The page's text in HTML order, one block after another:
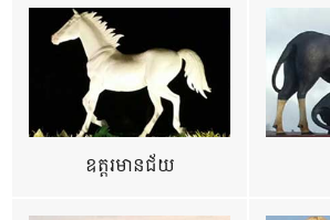
ឧត្ដរមានជ័យ